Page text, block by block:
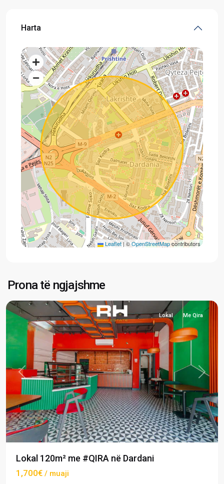
Harta
Leaflet|©OpenStreetMapcontributors
Prona të ngjajshme
Dardani,
Prishtinë
Previous Next
Lokal Me Qira
Lokal 120m² me #QIRA në Dardani
1,700€ / muaji